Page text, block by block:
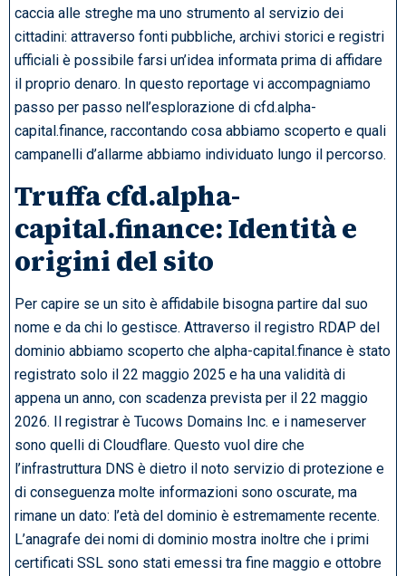
caccia alle streghe ma uno strumento al servizio dei
cittadini: attraverso fonti pubbliche, archivi storici e registri
ufficiali è possibile farsi un’idea informata prima di affidare
il proprio denaro. In questo reportage vi accompagniamo
passo per passo nell’esplorazione di cfd.alpha-
capital.finance, raccontando cosa abbiamo scoperto e quali
campanelli d’allarme abbiamo individuato lungo il percorso.
Truffa cfd.alpha-
capital.finance: Identità e
origini del sito
Per capire se un sito è affidabile bisogna partire dal suo
nome e da chi lo gestisce. Attraverso il registro RDAP del
dominio abbiamo scoperto che alpha-capital.finance è stato
registrato solo il 22 maggio 2025 e ha una validità di
appena un anno, con scadenza prevista per il 22 maggio
2026. Il registrar è Tucows Domains Inc. e i nameserver
sono quelli di Cloudflare. Questo vuol dire che
l’infrastruttura DNS è dietro il noto servizio di protezione e
di conseguenza molte informazioni sono oscurate, ma
rimane un dato: l’età del dominio è estremamente recente.
L’anagrafe dei nomi di dominio mostra inoltre che i primi
certificati SSL sono stati emessi tra fine maggio e ottobre